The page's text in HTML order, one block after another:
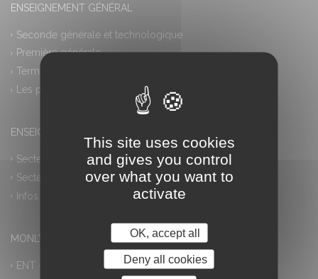
ENSEIGNEMENT GÉNÉRAL
Seconde générale et technologique
Première générale
Terminale générale
Les plus
ENSEIGNEMENT PROFESSIONNEL
Secteur industriel
Secteur tertiaire
Infos pratiques
MONLYCEE.NET (ENT) – PRONOTE
ENT – Accès à PRONOTE
This site uses cookies
and gives you control
over what you want to
activate
OK, accept all
Deny all cookies